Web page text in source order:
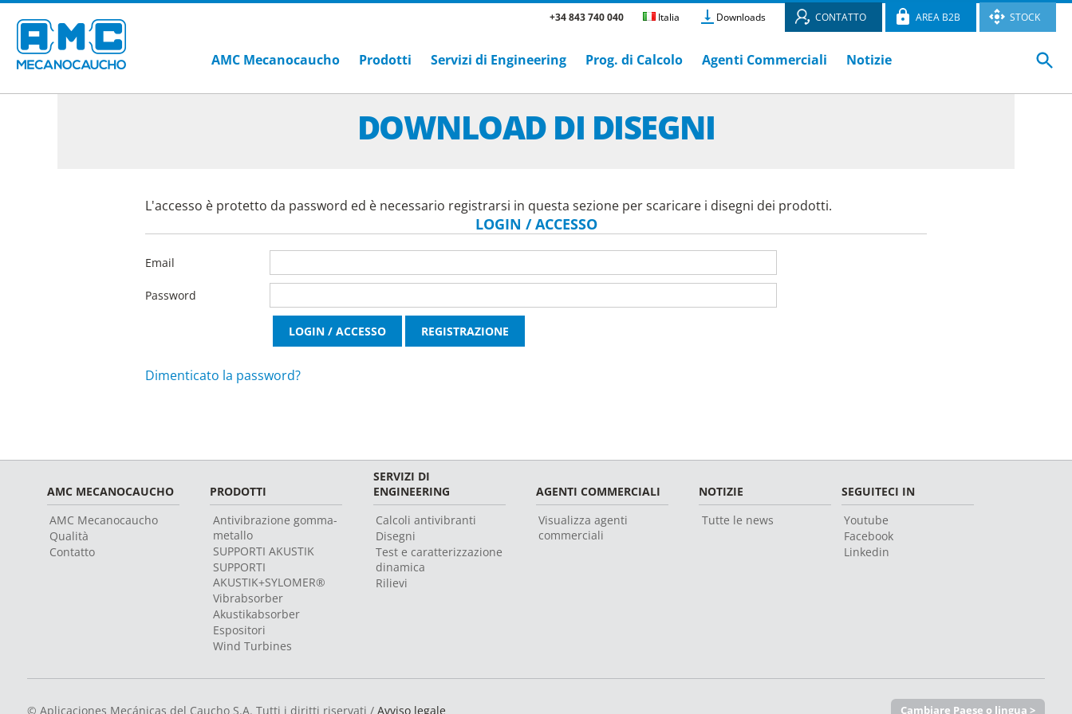
+34 843 740 040 Italia Downloads CONTATTO AREA B2B STOCK
AMC Mecanocaucho Prodotti Servizi di Engineering Prog. di Calcolo Agenti Commerciali Notizie
DOWNLOAD DI DISEGNI
L'accesso è protetto da password ed è necessario registrarsi in questa sezione per scaricare i disegni dei prodotti.
LOGIN / ACCESSO
Email
Password
Dimenticato la password?
AMC MECANOCAUCHO
AMC Mecanocaucho
Qualità
Contatto
PRODOTTI
Antivibrazione gomma-
metallo
SUPPORTI AKUSTIK
SUPPORTI
AKUSTIK+SYLOMER®
Vibrabsorber
Akustikabsorber
Espositori
Wind Turbines
SERVIZI DI
ENGINEERING
Calcoli antivibranti
Disegni
Test e caratterizzazione
dinamica
Rilievi
AGENTI COMMERCIALI
Visualizza agenti
commerciali
NOTIZIE
Tutte le news
SEGUITECI IN
Youtube
Facebook
Linkedin
© Aplicaciones Mecánicas del Caucho S.A. Tutti i diritti riservati / Avviso legale Cambiare Paese o lingua >